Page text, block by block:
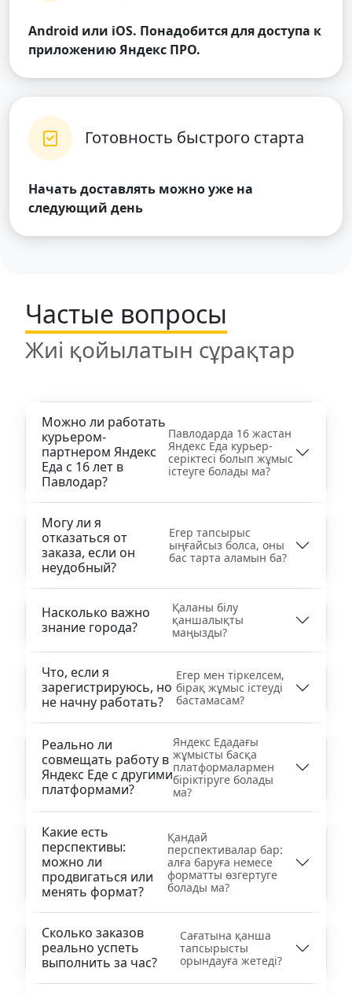
Android или iOS. Понадобится для доступа к
приложению Яндекс ПРО.
Готовность быстрого старта
Начать доставлять можно уже на
следующий день
Частые вопросы
Жиі қойылатын сұрақтар
Можно ли работать
курьером-
партнером Яндекс
Еда с 16 лет в
Павлодар?
Павлодарда 16 жастан
Яндекс Еда курьер-
серіктесі болып жұмыс
істеуге болады ма?
Могу ли я
отказаться от
заказа, если он
неудобный?
Егер тапсырыс
ыңғайсыз болса, оны
бас тарта аламын ба?
Насколько важно
знание города?
Қаланы білу
қаншалықты
маңызды?
Что, если я
зарегистрируюсь, но
не начну работать?
Егер мен тіркелсем,
бірақ жұмыс істеуді
бастамасам?
Реально ли
совмещать работу в
Яндекс Еде с другими
платформами?
Яндекс Едадағы
жұмысты басқа
платформалармен
біріктіруге болады
ма?
Какие есть
перспективы:
можно ли
продвигаться или
менять формат?
Қандай
перспективалар бар:
алға баруға немесе
форматты өзгертуге
болады ма?
Сколько заказов
реально успеть
выполнить за час?
Сағатына қанша
тапсырысты
орындауға жетеді?